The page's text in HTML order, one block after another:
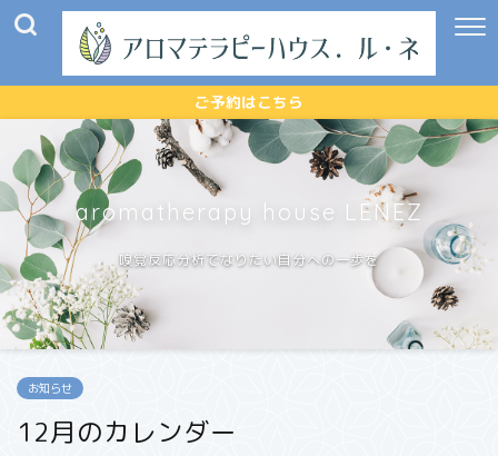
ご予約はこちら
aromatherapy house LENEZ
嗅覚反応分析でなりたい自分への一歩を
お知らせ
12月のカレンダー